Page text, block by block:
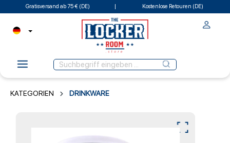
Gratisversand ab 75 € (DE) Kostenlose Retouren (DE)
KATEGORIEN DRINKWARE